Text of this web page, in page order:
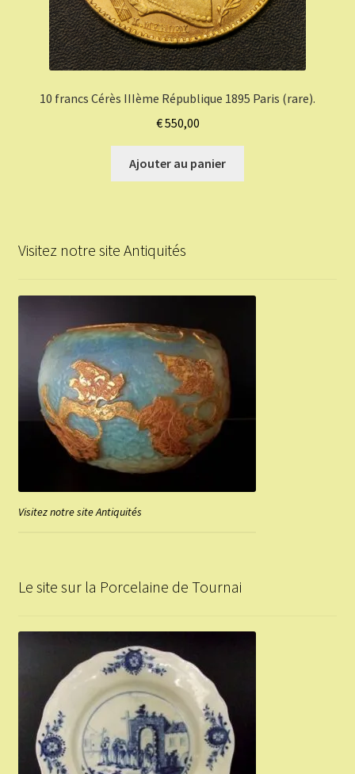
10 francs Cérès IIIème République 1895 Paris (rare).
€550,00
Ajouter au panier
Visitez notre site Antiquités
Visitez notre site Antiquités
Le site sur la Porcelaine de Tournai